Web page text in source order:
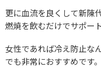
更に血流を良くして新陳
燃焼を飲むだけでサポー
女性であれば冷え防止な
でも非常におすすめです。